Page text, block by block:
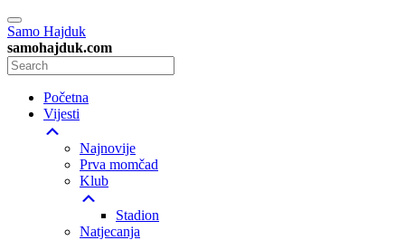
Samo Hajduk
samohajduk.com
Početna
Vijesti
Najnovije
Prva momčad
Klub
Stadion
Natjecanja